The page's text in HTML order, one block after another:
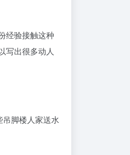
经验接触这种
写出很多动人
吊脚楼人家送水